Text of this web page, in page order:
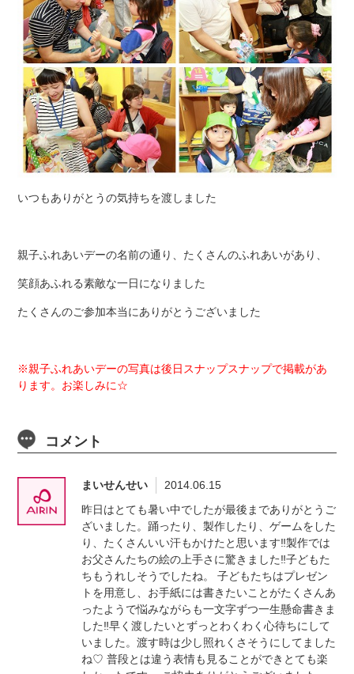
いつもありがとうの気持ちを渡しました
親子ふれあいデーの名前の通り、たくさんのふれあいがあり、
笑顔あふれる素敵な一日になりました
たくさんのご参加本当にありがとうございました
※親子ふれあいデーの写真は後日スナップスナップで掲載があ
ります。お楽しみに☆
コメント
まいせんせい
2014.06.15
昨日はとても暑い中でしたが最後までありがとうご
ざいました。踊ったり、製作したり、ゲームをした
り、たくさんいい汗もかけたと思います‼︎製作では
お父さんたちの絵の上手さに驚きました‼︎子どもた
ちもうれしそうでしたね。 子どもたちはプレゼン
トを用意し、お手紙には書きたいことがたくさんあ
ったようで悩みながらも一文字ずつ一生懸命書きま
した‼︎早く渡したいとずっとわくわく心待ちにして
いました。渡す時は少し照れくさそうにしてました
ね♡ 普段とは違う表情も見ることができとても楽